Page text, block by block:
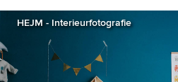
HEJM - Interieurfotografie